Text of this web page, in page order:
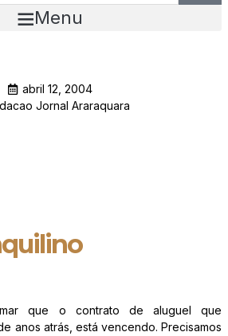
Menu
abril 12, 2004
Jornal Araraquara
que o contrato de aluguel que
anos atrás, está vencendo. Precisamos